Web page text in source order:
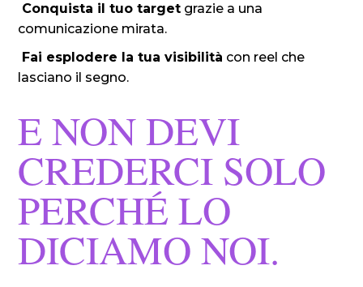
Conquista il tuo target grazie a una
comunicazione mirata.
Fai esplodere la tua visibilità con reel che
lasciano il segno.
E NON DEVI
CREDERCI SOLO
PERCHÉ LO
DICIAMO NOI.